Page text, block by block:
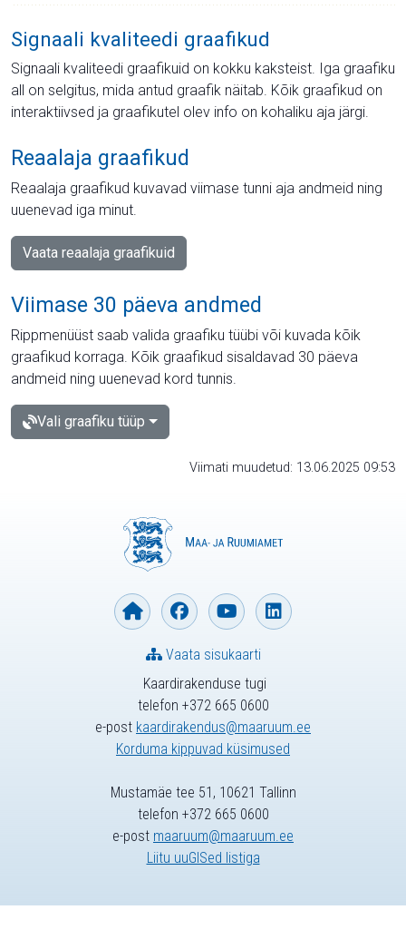
Signaali kvaliteedi graafikud
Signaali kvaliteedi graafikuid on kokku kaksteist. Iga graafiku
all on selgitus, mida antud graafik näitab. Kõik graafikud on
interaktiivsed ja graafikutel olev info on kohaliku aja järgi.
Reaalaja graafikud
Reaalaja graafikud kuvavad viimase tunni aja andmeid ning
uuenevad iga minut.
Vaata reaalaja graafikuid
Viimase 30 päeva andmed
Rippmenüüst saab valida graafiku tüübi või kuvada kõik
graafikud korraga. Kõik graafikud sisaldavad 30 päeva
andmeid ning uuenevad kord tunnis.
Vali graafiku tüüp
Viimati muudetud: 13.06.2025 09:53
Kaardirakenduse tugi
telefon +372 665 0600
e-post kaardirakendus@maaruum.ee
Korduma kippuvad küsimused
Vaata sisukaarti
Mustamäe tee 51, 10621 Tallinn
telefon +372 665 0600
e-post maaruum@maaruum.ee
Liitu uuGISed listiga